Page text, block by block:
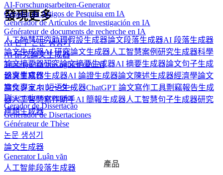
AI-Forschungsarbeiten-Generator
Gerador de Artigos de Pesquisa em IA
Generador de Artículos de Investigación en IA
Générateur de documents de recherche en IA
AI 연구 논문 생성기
AI 研究論文生成器
Trình tạo bài báo nghiên cứu AI
论文生成器
論文ジェネレーター
Dissertationsgenerator
Gerador de Dissertação
Generador de Disertaciones
Générateur de Thèse
논문 생성기
論文生成器
Generator Luận văn
人工智能段落生成器
發現更多
人工智慧研究助理假設生成器論文段落生成器AI 段落生成器
論文生成器AI 研究論文生成器人工智慧案例研究生成器科學
論文摘要器研究論文摘要生成器AI 摘要生成器論文句子生成
器專業寫作生成器AI 論證生成器論文陳述生成器經濟學論文
寫作專家AI 短语生成器ChatGPT 論文寫作工具剽竊報告生成
器人工智慧寫作助手AI 簡報生成器人工智慧句子生成器研究
標題生成器
產品